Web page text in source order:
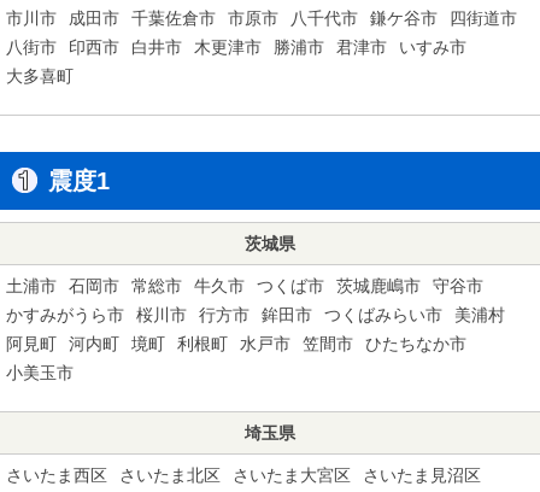
市川市
成田市 千葉佐倉市 市原市 八千代市 鎌ケ谷市
四街道市
八街市
印西市 白井市 木更津市 勝浦市 君津市
いすみ市
大多喜町
震度1
茨城県
土浦市 石岡市 常総市 牛久市 つくば市 茨城鹿嶋市
守谷市
かすみがうら市
桜川市 行方市 鉾田市 つくばみらい市
美浦村
阿見町
河内町 境町 利根町 水戸市 笠間市
ひたちなか市
小美玉市
埼玉県
さいたま西区 さいたま北区 さいたま大宮区
さいたま見沼区